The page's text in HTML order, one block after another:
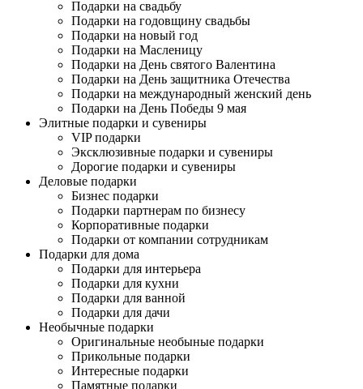
Подарки на свадьбу
Подарки на годовщину свадьбы
Подарки на новый год
Подарки на Масленицу
Подарки на День святого Валентина
Подарки на День защитника Отечества
Подарки на международный женский день
Подарки на День Победы 9 мая
Элитные подарки и сувениры
VIP подарки
Эксклюзивные подарки и сувениры
Дорогие подарки и сувениры
Деловые подарки
Бизнес подарки
Подарки партнерам по бизнесу
Корпоративные подарки
Подарки от компании сотрудникам
Подарки для дома
Подарки для интерьера
Подарки для кухни
Подарки для ванной
Подарки для дачи
Необычные подарки
Оригинальные необыные подарки
Прикольные подарки
Интересные подарки
Памятные подарки